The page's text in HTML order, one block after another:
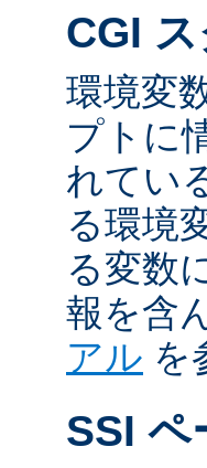
CGI
環境変
プトに
れてい
る環境
る変数
報を含
アル を
SSI ペ